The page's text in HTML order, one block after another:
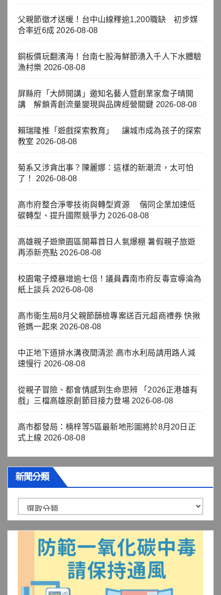
父親節徵才送暖！台中山線釋逾1,200職缺 初步媒
合率近6成 2026-08-08
銅板價玩翻濱海！台南七股海鮮節湧入千人下水體驗
漁村樂 2026-08-08
屏縣府「大師開講」邀知名藝人暨創業家詹子晴開
講 解鎖青創流量變現與品牌經營關鍵 2026-08-08
賴瑞隆推「遊戲探索教育」 讓城市成為孩子的探索
教室 2026-08-08
菊系又涉貪出事？陳麗娜：這樣的新潮流，太可怕
了！
2026-08-08
高市府整合淨零技術與轉型資源 偕同企業加速低
碳轉型、提升國際競爭力 2026-08-08
高雄親子遊樂園區開幕首日人氣爆棚 暑假親子旅遊
再添新亮點 2026-08-08
校園電子煙暴增逾七倍！議員轟南市府反毒宣導淪為
紙上談兵 2026-08-08
高市衛生局8月父親節篩檢專案送百元超商禮券 快揪
爸媽一起來 2026-08-08
中正地下道排水溝夜間清淤 高市水利局請用路人減
速慢行 2026-08-08
從親子冒險、都會情感到生命思辨 「2026正港雄有
戲」三檔高雄原創節目接力登場 2026-08-08
高市都發局：楠梓等5區最新地形圖將於8月20日正
式上線 2026-08-08
新聞分類
聞